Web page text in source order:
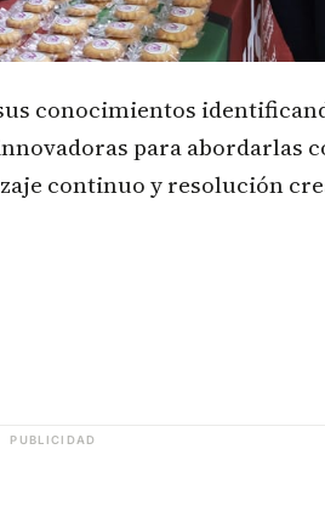
conocimientos
para abordarlas
continuo y resolución
PUBLICIDAD